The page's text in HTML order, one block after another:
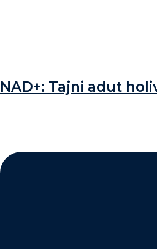
NAD+: Tajni adut